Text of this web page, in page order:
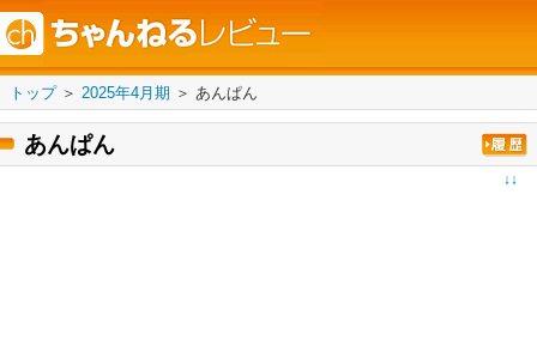
トップ＞ 2025年4月期 ＞ あんぱん
あんぱん
↓↓